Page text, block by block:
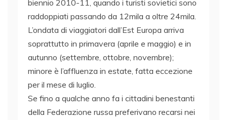
biennio 2010-11, quando i turisti sovietici sono
raddoppiati passando da 12mila a oltre 24mila.
L’ondata di viaggiatori dall’Est Europa arriva
soprattutto in primavera (aprile e maggio) e in
autunno (settembre, ottobre, novembre);
minore è l’affluenza in estate, fatta eccezione
per il mese di luglio.
Se fino a qualche anno fa i cittadini benestanti
della Federazione russa preferivano recarsi nei